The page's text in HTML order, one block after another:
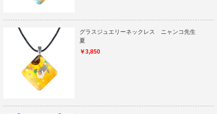
グラスジュエリーネックレス ニャンコ先生
夏
￥3,850